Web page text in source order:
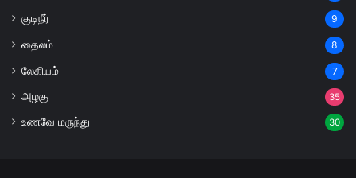
குடிநீர் 9
தைலம் 8
லேகியம் 7
அழகு 35
உணவே மருந்து 30